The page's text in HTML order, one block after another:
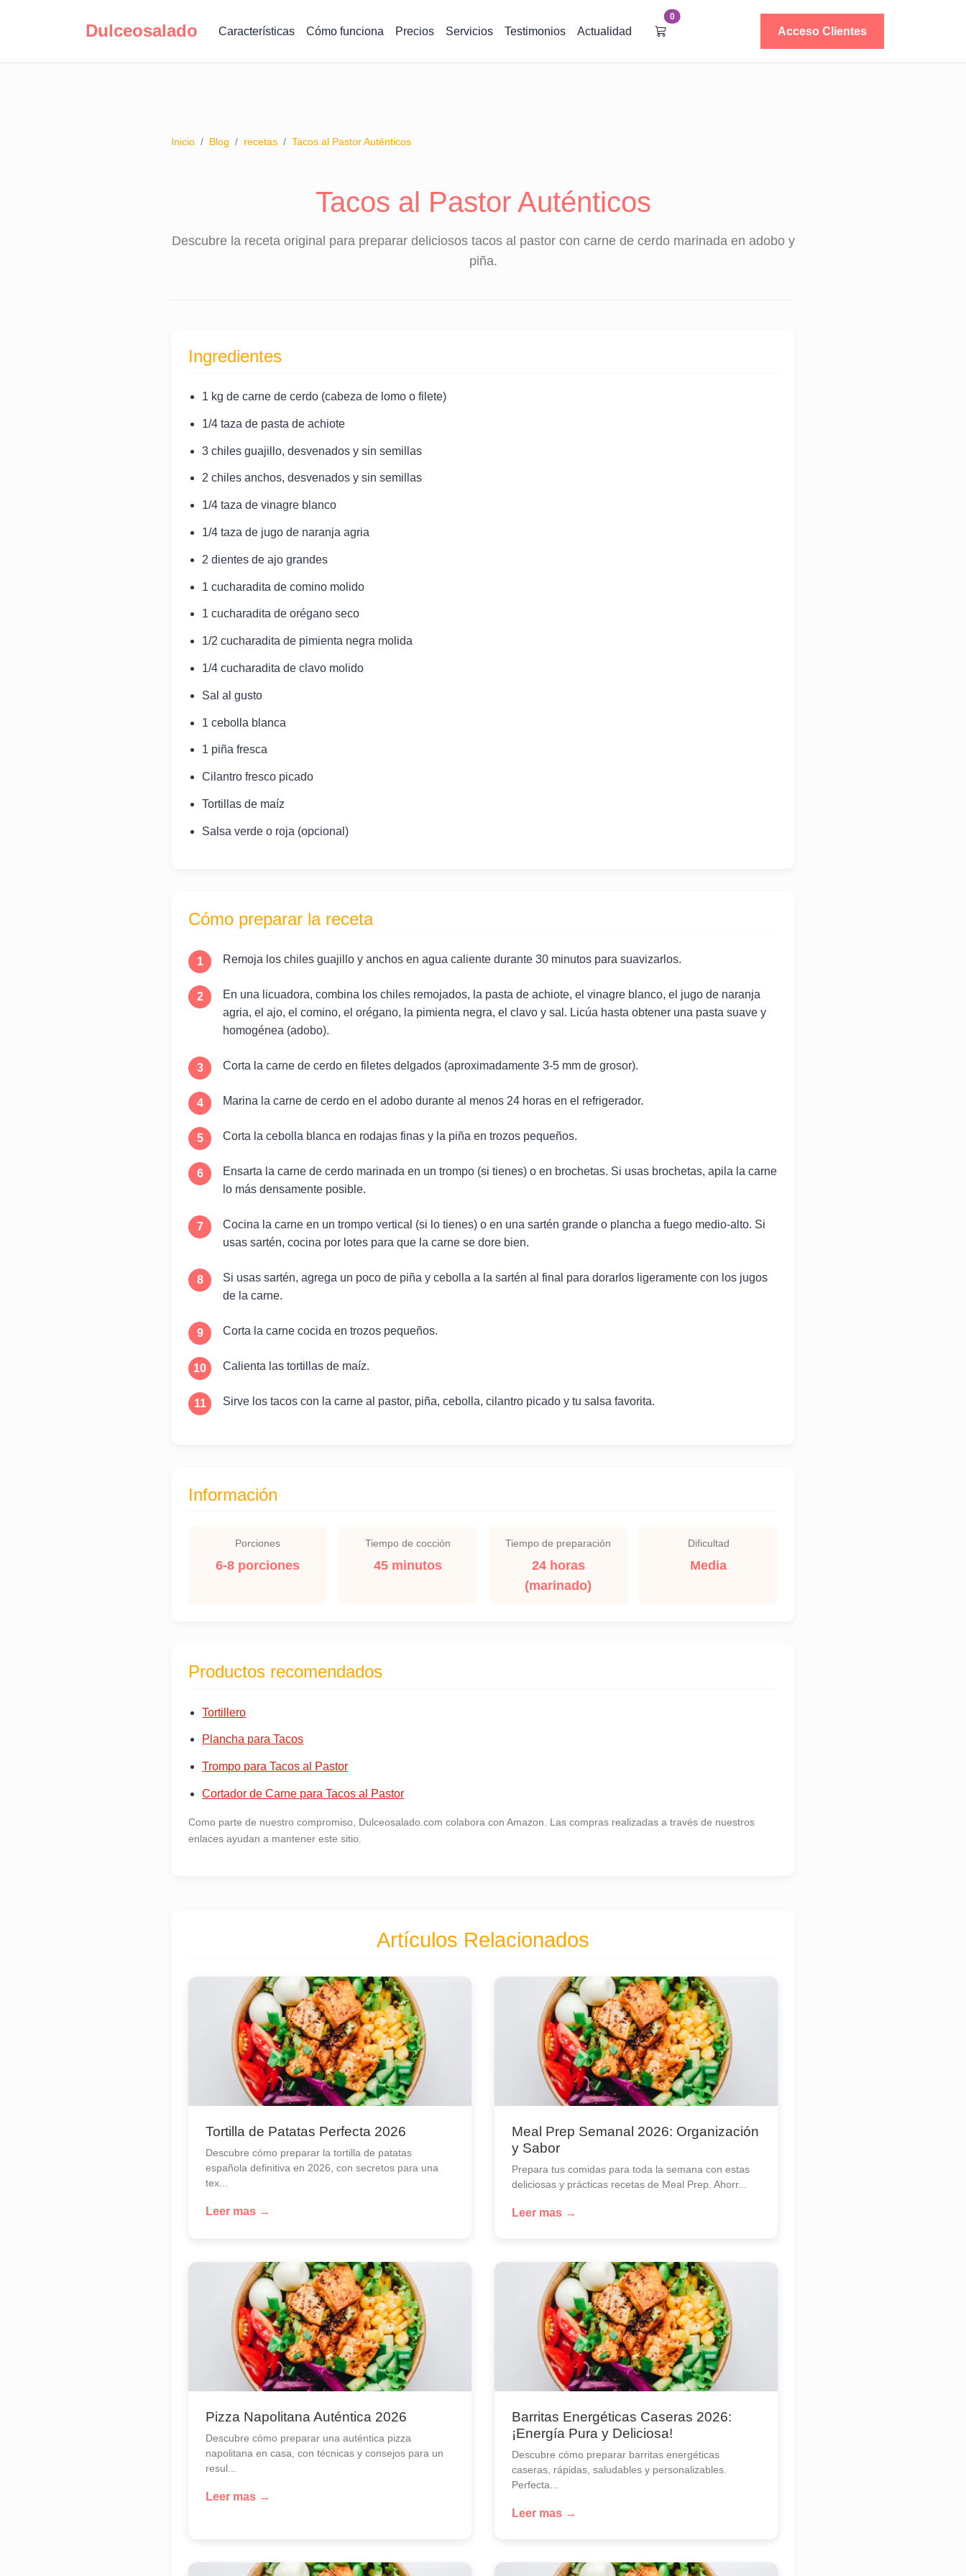
Dulceosalado Características Cómo funciona Precios Servicios Testimonios Actualidad
0
Acceso Clientes
Inicio / Blog / recetas / Tacos al Pastor Auténticos
Tacos al Pastor Auténticos
Descubre la receta original para preparar deliciosos tacos al pastor con carne de cerdo marinada en adobo y
piña.
Ingredientes
1 kg de carne de cerdo (cabeza de lomo o filete)
1/4 taza de pasta de achiote
3 chiles guajillo, desvenados y sin semillas
2 chiles anchos, desvenados y sin semillas
1/4 taza de vinagre blanco
1/4 taza de jugo de naranja agria
2 dientes de ajo grandes
1 cucharadita de comino molido
1 cucharadita de orégano seco
1/2 cucharadita de pimienta negra molida
1/4 cucharadita de clavo molido
Sal al gusto
1 cebolla blanca
1 piña fresca
Cilantro fresco picado
Tortillas de maíz
Salsa verde o roja (opcional)
Cómo preparar la receta
Remoja los chiles guajillo y anchos en agua caliente durante 30 minutos para suavizarlos.
En una licuadora, combina los chiles remojados, la pasta de achiote, el vinagre blanco, el jugo de naranja
agria, el ajo, el comino, el orégano, la pimienta negra, el clavo y sal. Licúa hasta obtener una pasta suave y
homogénea (adobo).
Corta la carne de cerdo en filetes delgados (aproximadamente 3-5 mm de grosor).
Marina la carne de cerdo en el adobo durante al menos 24 horas en el refrigerador.
Corta la cebolla blanca en rodajas finas y la piña en trozos pequeños.
Ensarta la carne de cerdo marinada en un trompo (si tienes) o en brochetas. Si usas brochetas, apila la carne
lo más densamente posible.
Cocina la carne en un trompo vertical (si lo tienes) o en una sartén grande o plancha a fuego medio-alto. Si
usas sartén, cocina por lotes para que la carne se dore bien.
Si usas sartén, agrega un poco de piña y cebolla a la sartén al final para dorarlos ligeramente con los jugos
de la carne.
Corta la carne cocida en trozos pequeños.
Calienta las tortillas de maíz.
Sirve los tacos con la carne al pastor, piña, cebolla, cilantro picado y tu salsa favorita.
Información
Porciones
6-8 porciones
Tiempo de cocción
45 minutos
Tiempo de preparación
24 horas
(marinado)
Dificultad
Media
Productos recomendados
Tortillero
Plancha para Tacos
Trompo para Tacos al Pastor
Cortador de Carne para Tacos al Pastor
Como parte de nuestro compromiso, Dulceosalado.com colabora con Amazon. Las compras realizadas a través de nuestros
enlaces ayudan a mantener este sitio.
Artículos Relacionados
Tortilla de Patatas Perfecta 2026
Descubre cómo preparar la tortilla de patatas
española definitiva en 2026, con secretos para una
tex...
Leer mas →
Meal Prep Semanal 2026: Organización
y Sabor
Prepara tus comidas para toda la semana con estas
deliciosas y prácticas recetas de Meal Prep. Ahorr...
Leer mas →
Pizza Napolitana Auténtica 2026
Descubre cómo preparar una auténtica pizza
napolitana en casa, con técnicas y consejos para un
resul...
Leer mas →
Barritas Energéticas Caseras 2026:
¡Energía Pura y Deliciosa!
Descubre cómo preparar barritas energéticas
caseras, rápidas, saludables y personalizables.
Perfecta...
Leer mas →